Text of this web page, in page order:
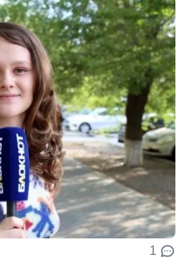
1